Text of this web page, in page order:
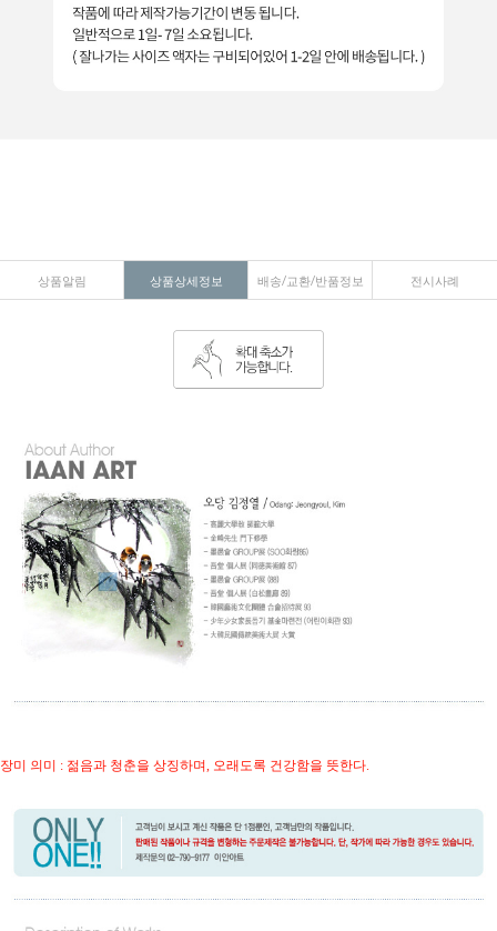
상품알림 상품상세정보 배송/교환/반품정보 전시사례
장미 의미 : 젊음과 청춘을 상징하며, 오래도록 건강함을 뜻한다.